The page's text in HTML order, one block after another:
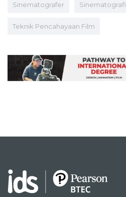
Sinematografer Sinematografi
Teknik Pencahayaan Film